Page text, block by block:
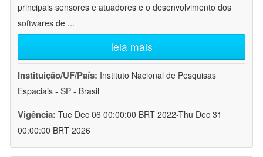
principais sensores e atuadores e o desenvolvimento dos
softwares de ...
leia mais
Instituição/UF/País: Instituto Nacional de Pesquisas
Espaciais - SP - Brasil
Vigência: Tue Dec 06 00:00:00 BRT 2022-Thu Dec 31
00:00:00 BRT 2026